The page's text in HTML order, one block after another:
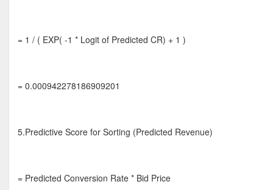
= 1 / ( EXP( -1 * Logit of Predicted CR) + 1 )
= 0.000942278186909201
5.Predictive Score for Sorting (Predicted Revenue)
= Predicted Conversion Rate * Bid Price